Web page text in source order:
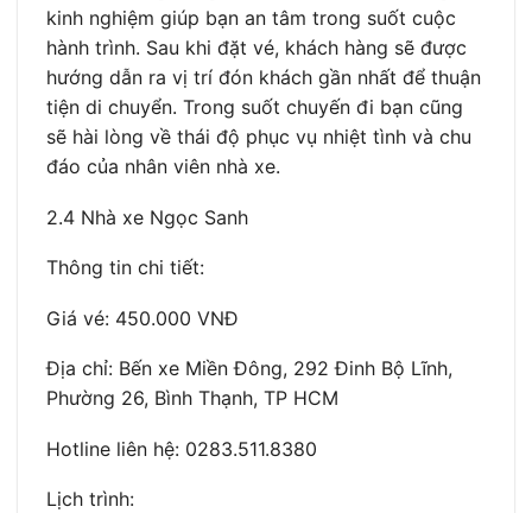
kinh nghiệm giúp bạn an tâm trong suốt cuộc
hành trình. Sau khi đặt vé, khách hàng sẽ được
hướng dẫn ra vị trí đón khách gần nhất để thuận
tiện di chuyển. Trong suốt chuyến đi bạn cũng
sẽ hài lòng về thái độ phục vụ nhiệt tình và chu
đáo của nhân viên nhà xe.
2.4 Nhà xe Ngọc Sanh
Thông tin chi tiết:
Giá vé: 450.000 VNĐ
Địa chỉ: Bến xe Miền Đông, 292 Đinh Bộ Lĩnh,
Phường 26, Bình Thạnh, TP HCM
Hotline liên hệ: 0283.511.8380
Lịch trình: